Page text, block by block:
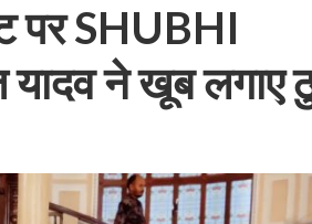
पर SHUBHI
यादव ने खूब लगाए